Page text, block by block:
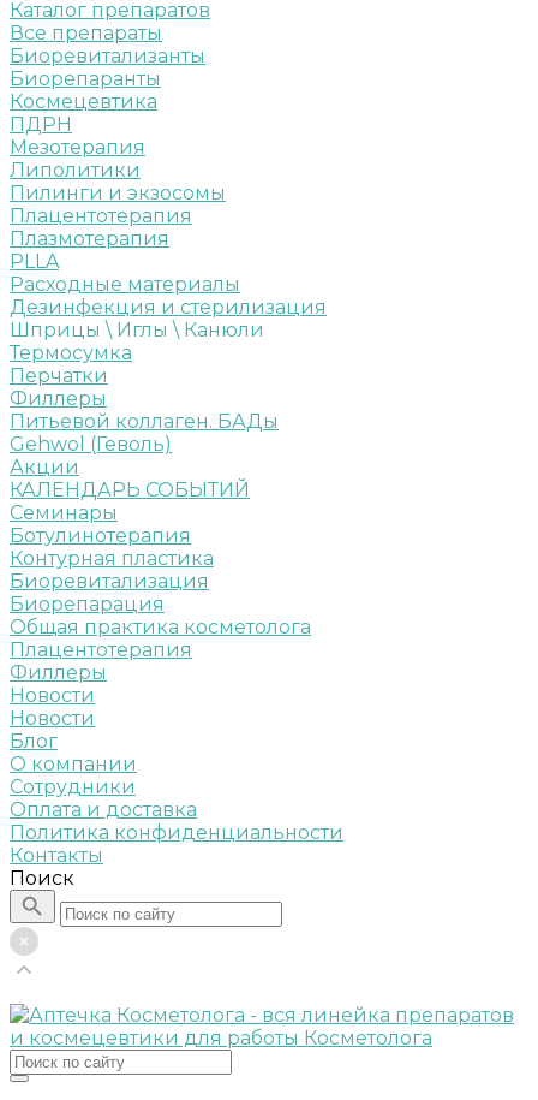
Каталог препаратов
Все препараты
Биоревитализанты
Биорепаранты
Космецевтика
ПДРН
Мезотерапия
Липолитики
Пилинги и экзосомы
Плацентотерапия
Плазмотерапия
PLLA
Расходные материалы
Дезинфекция и стерилизация
Шприцы \ Иглы \ Канюли
Термосумка
Перчатки
Филлеры
Питьевой коллаген. БАДы
Gehwol (Геволь)
Акции
КАЛЕНДАРЬ СОБЫТИЙ
Семинары
Ботулинотерапия
Контурная пластика
Биоревитализация
Биорепарация
Общая практика косметолога
Плацентотерапия
Филлеры
Новости
Новости
Блог
О компании
Сотрудники
Оплата и доставка
Политика конфиденциальности
Контакты
Поиск